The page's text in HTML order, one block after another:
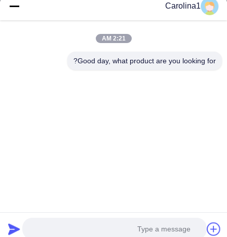
معلومات عنا
مراقبة الجودة
Carolina1
2:21 AM
Good day, what product are you looking for?